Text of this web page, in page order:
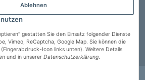
Ablehnen
gestatten Sie den Einsatz folgender Dienste
Vimeo, ReCaptcha, Google Map. Sie können die
Icon links unten). Weitere Details
und in unserer Datenschutzerklärung.